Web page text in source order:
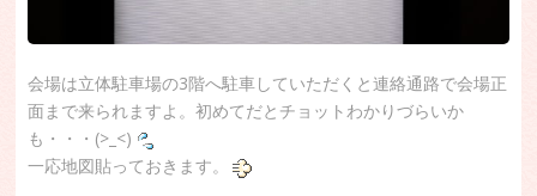
会場は立体駐車場の3階へ駐車していただくと連絡通路で会場正
面まで来られますよ。初めてだとチョットわかりづらいか
も・・・(>_<)
一応地図貼っておきます。